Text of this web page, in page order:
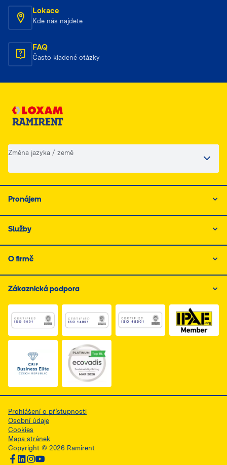
Lokace
Kde nás najdete
FAQ
Často kladené otázky
Změna jazyka / země
Pronájem
Služby
O firmě
Zákaznická podpora
Link do dokumentu PDF z certyfikatem ISO 1, otwiera
Link do dokumentu PDF z certyfikatem
Link do dokumentu
Link do dokumentu PDF z certyfikatem Business
Prohlášení o přístupnosti
Osobní údaje
Cookies
Mapa stránek
Copyright © 2026 Ramirent